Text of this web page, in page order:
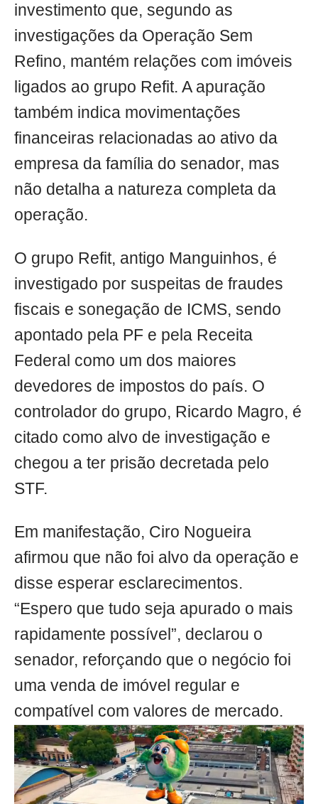
investimento que, segundo as
investigações da Operação Sem
Refino, mantém relações com imóveis
ligados ao grupo Refit. A apuração
também indica movimentações
financeiras relacionadas ao ativo da
empresa da família do senador, mas
não detalha a natureza completa da
operação.
O grupo Refit, antigo Manguinhos, é
investigado por suspeitas de fraudes
fiscais e sonegação de ICMS, sendo
apontado pela PF e pela Receita
Federal como um dos maiores
devedores de impostos do país. O
controlador do grupo, Ricardo Magro, é
citado como alvo de investigação e
chegou a ter prisão decretada pelo
STF.
Em manifestação, Ciro Nogueira
afirmou que não foi alvo da operação e
disse esperar esclarecimentos.
“Espero que tudo seja apurado o mais
rapidamente possível”, declarou o
senador, reforçando que o negócio foi
uma venda de imóvel regular e
compatível com valores de mercado.